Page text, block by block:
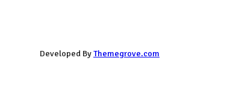
Developed ByThemegrove.com